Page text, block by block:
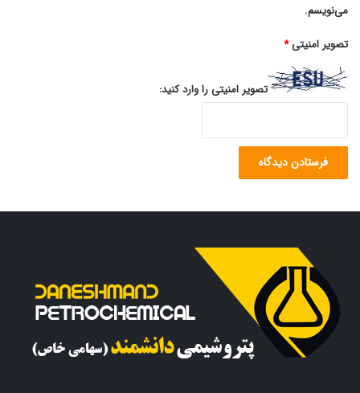
می‌نویسم.
تصویر امنیتی*
تصویر امنیتی را وارد کنید: